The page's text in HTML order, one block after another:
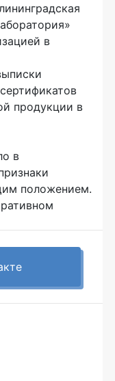
в
продукции в
в
положением.